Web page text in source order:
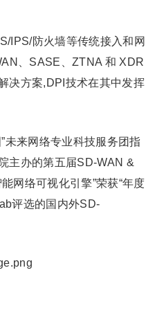
IPS/防火墙等传统接入和网
、SASE、ZTNA 和 XDR
决方案,DPI技术在其中发挥
未来网络专业科技服务团指
主办的第五届SD-WAN &
网络可视化引擎”荣获“年度
评选的国内外SD-